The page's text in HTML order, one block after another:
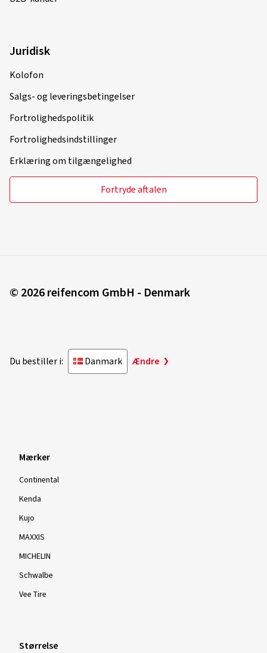
Juridisk
Kolofon
Salgs- og leveringsbetingelser
Fortrolighedspolitik
Fortrolighedsindstillinger
Erklæring om tilgængelighed
Fortryde aftalen
© 2026 reifencom GmbH - Denmark
Du bestiller i: Danmark Ændre
Mærker
Continental
Kenda
Kujo
MAXXIS
MICHELIN
Schwalbe
Vee Tire
Størrelse